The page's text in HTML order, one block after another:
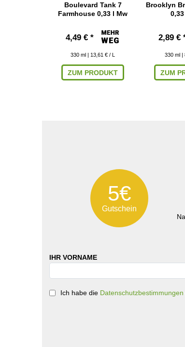
Boulevard Tank 7
Farmhouse 0,33 l Mw
4,49 € *
330 ml | 13,61 € / L
ZUM PRODUKT
Brooklyn
2,89 €
330 ml |
ZUM
5€
Gutschein
IHR VORNAME
Ich habe die Datenschutzbestimmungen